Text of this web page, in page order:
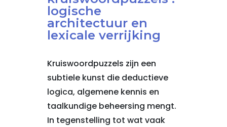
logische
architectuur en
lexicale verrijking
Kruiswoordpuzzels zijn een
subtiele kunst die deductieve
logica, algemene kennis en
taalkundige beheersing mengt.
In tegenstelling tot wat vaak